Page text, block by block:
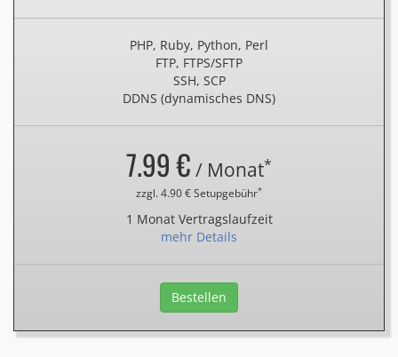
PHP, Ruby, Python, Perl
FTP, FTPS/SFTP
SSH, SCP
DDNS (dynamisches DNS)
7.99 € / Monat*
zzgl. 4.90 € Setupgebühr*
1 Monat Vertragslaufzeit
mehr Details
Bestellen